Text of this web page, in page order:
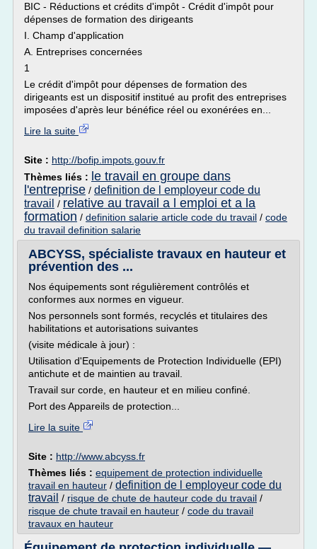
BIC - Réductions et crédits d'impôt - Crédit d'impôt pour
dépenses de formation des dirigeants
I. Champ d'application
A. Entreprises concernées
1
Le crédit d'impôt pour dépenses de formation des
dirigeants est un dispositif institué au profit des entreprises
imposées d'après leur bénéfice réel ou exonérées en...
Lire la suite
Site : http://bofip.impots.gouv.fr
Thèmes liés : le travail en groupe dans
l'entreprise / definition de l employeur code du
travail / relative au travail a l emploi et a la
formation / definition salarie article code du travail / code
du travail definition salarie
ABCYSS, spécialiste travaux en hauteur et
prévention des ...
Nos équipements sont régulièrement contrôlés et
conformes aux normes en vigueur.
Nos personnels sont formés, recyclés et titulaires des
habilitations et autorisations suivantes
(visite médicale à jour) :
Utilisation d'Equipements de Protection Individuelle (EPI)
antichute et de maintien au travail.
Travail sur corde, en hauteur et en milieu confiné.
Port des Appareils de protection...
Lire la suite
Site : http://www.abcyss.fr
Thèmes liés : equipement de protection individuelle
travail en hauteur / definition de l employeur code du
travail / risque de chute de hauteur code du travail /
risque de chute travail en hauteur / code du travail
travaux en hauteur